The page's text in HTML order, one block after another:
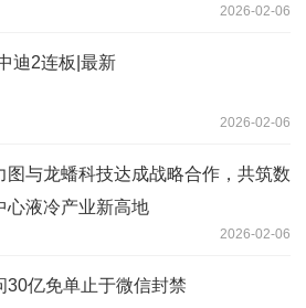
2026-02-06
迪2连板|最新
2026-02-06
图与龙蟠科技达成战略合作，共筑数
心液冷产业新高地
2026-02-06
30亿免单止于微信封禁